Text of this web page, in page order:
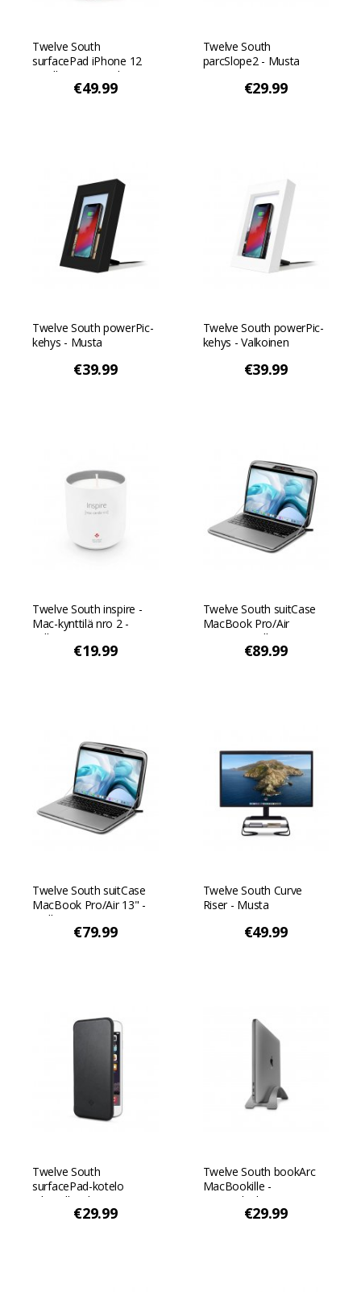
Twelve South
surfacePad iPhone 12
Minille - Erittäin ohut
MagSafe-€49.99
Twelve South
parcSlope2 - Musta
€29.99
Twelve South powerPic-
kehys - Musta
€39.99
Twelve South powerPic-
kehys - Valkoinen
€39.99
Twelve South inspire -
Mac-kynttilä nro 2 -
Valkoinen
€19.99
Twelve South suitCase
MacBook Pro/Air
15"/16" -malliin - Harmaa
€89.99
Twelve South suitCase
MacBook Pro/Air 13" -
malliin - Harmaa
€79.99
Twelve South Curve
Riser - Musta
€49.99
Twelve South
surfacePad-kotelo
jalustalla iPhone
7/8/SE(2) - Musta
€29.99
Twelve South bookArc
MacBookille -
Avaruudenharmaa
€29.99